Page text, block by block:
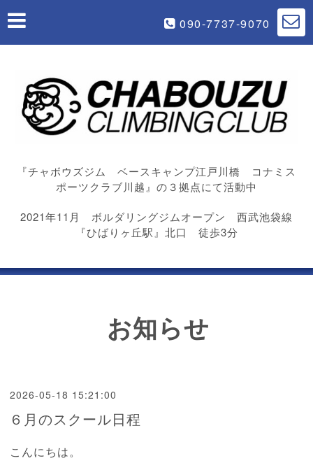
090-7737-9070
『チャボウズジム ベースキャンプ江戸川橋 コナミス
ポーツクラブ川越』の３拠点にて活動中
2021年11月 ボルダリングジムオープン 西武池袋線
『ひばりヶ丘駅』北口 徒歩3分
お知らせ
2026-05-18 15:21:00
６月のスクール日程
こんにちは。